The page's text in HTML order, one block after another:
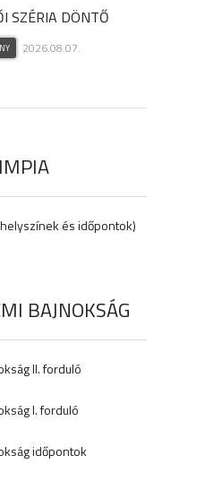
SZÉRIA DÖNTŐ
2026.08.07.
és időpontok)
BAJNOKSÁG
II. forduló
I. forduló
időpontok